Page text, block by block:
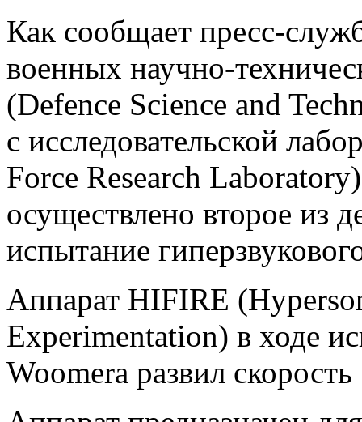
Как сообщает пресс-
военных научно-
(Defence Science and
с исследовательской
Force Research
осуществлено второе из
испытание
Аппарат HIFIRE
Experimentation) в ходе
Woomera развил